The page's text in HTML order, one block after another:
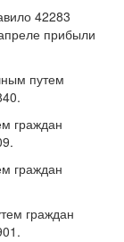
42283
прибыли
путем
граждан
граждан
граждан